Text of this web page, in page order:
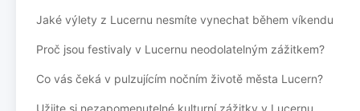
Jaké výlety z Lucernu nesmíte vynechat během víkendu
Proč jsou festivaly v Lucernu neodolatelným zážitkem?
Co vás čeká v pulzujícím nočním životě města Lucern?
Užijte si nezapomenutelné kulturní zážitky v Lucernu